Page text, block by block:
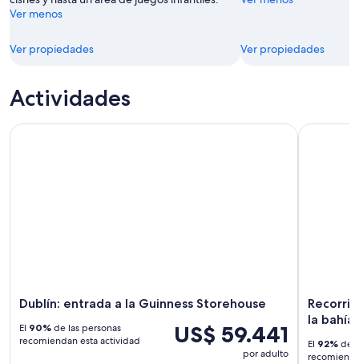
Ver menos
Ver propiedades Ver propiedades
Actividades
Dublín: entrada a la Guinness Storehouse
US$ 59.441
por adulto
El 90% de las personas
recomiendan esta actividad
Dublín: entrada a la Guinness Storehouse
la bahía
El 92% de
Recorrido